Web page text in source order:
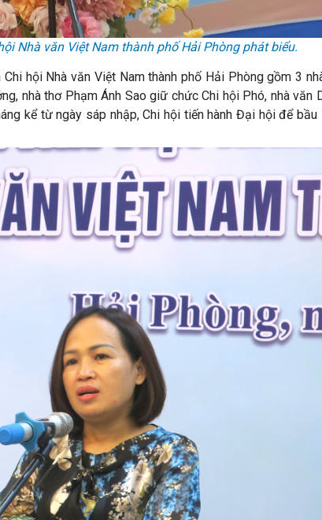
Nhà văn Việt Nam thành phố Hải Phòng phát biểu.
hội Nhà văn Việt Nam thành phố Hải Phòng gồm 3
nhà thơ Phạm Ánh Sao giữ chức Chi hội Phó, nhà văn
kể từ ngày sáp nhập, Chi hội tiến hành Đại hội để bầu